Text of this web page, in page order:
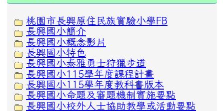
桃園市長興原住民族實驗小學FB
長興國小簡介
長興國小概念影片
長興國小特色
長興國小泰雅勇士狩獵步道
長興國小115學年度課程計畫
長興國小115學年度教科書版本
長興國小命題及審題機制實施要點
長興國小校外人士協助教學或活動要點